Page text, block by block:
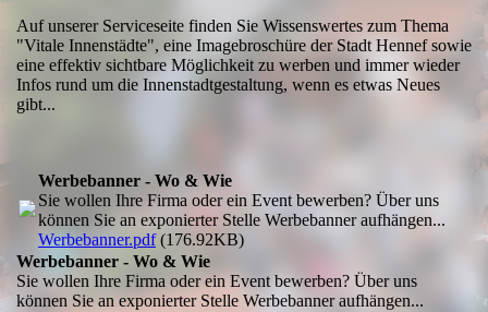
Auf unserer Serviceseite finden Sie Wissenswertes zum Thema
"Vitale Innenstädte", eine Imagebroschüre der Stadt Hennef sowie
eine effektiv sichtbare Möglichkeit zu werben und immer wieder
Infos rund um die Innenstadtgestaltung, wenn es etwas Neues
gibt...
Werbebanner - Wo & Wie
Sie wollen Ihre Firma oder ein Event bewerben? Über uns
können Sie an exponierter Stelle Werbebanner aufhängen...
Werbebanner.pdf(176.92KB)
Werbebanner - Wo & Wie
Sie wollen Ihre Firma oder ein Event bewerben? Über uns
können Sie an exponierter Stelle Werbebanner aufhängen...